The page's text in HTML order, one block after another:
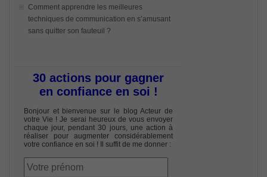
Comment apprendre les meilleures
techniques de communication en s’amusant
sans quitter son fauteuil ?
30 actions pour gagner
en confiance en soi !
Bonjour et bienvenue sur le blog Acteur de
votre Vie ! Je serai heureux de vous envoyer
chaque jour, pendant 30 jours, une action à
réaliser pour augmenter considérablement
votre confiance en soi ! Il suffit de me donner :